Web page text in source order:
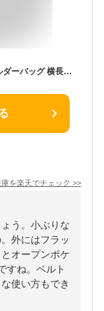
ミニ ショルダーバッグ 日本製 er-103本革ショルダーバッグ 横長バッグ 長財布が入る ママバッグ 女性カバン 斜めがけバッグ レディースかばん ミニショルダーバック おしゃれバッグ 肩掛けバッグ 本革バッグ 2wayバッグ 斜め掛けバッグ かわいい GINGER11月号 送料無料
を楽天でチェック >>
う。小ぶりな
外にはフラッ
オープンポケ
すね。ベルト
使い方もでき